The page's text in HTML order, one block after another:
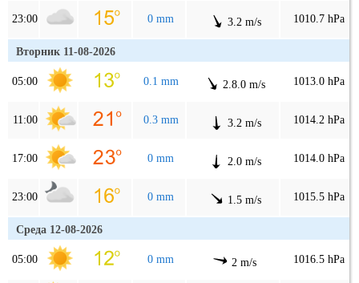
23:00 0 mm 3.2 m/s 1010.7 hPa
Вторник 11-08-2026
05:00 0.1 mm 2.8.0 m/s 1013.0 hPa
11:00 0.3 mm 3.2 m/s 1014.2 hPa
17:00 0 mm 2.0 m/s 1014.0 hPa
23:00 0 mm 1.5 m/s 1015.5 hPa
Среда 12-08-2026
05:00 0 mm 2 m/s 1016.5 hPa